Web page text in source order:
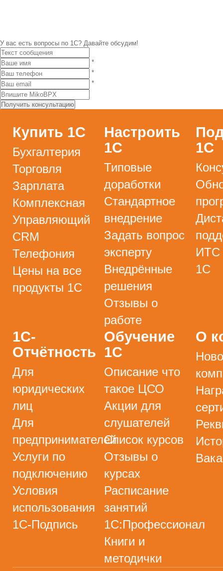
У вас есть вопросы по 1С? Давайте обсудим!
*
*
*
Купить 1С
Бухгалтерия
Торговля
Зарплата
Комплексная
Управляющий
CRM
Телефония
Цены на все
продукты 1С
Настроить
1С
Типовые
доработки
Стандартное
внедрение
Задать вопрос
эксперту
Внедрённые
решения
Отзывы о
работе
1С
ИТС
1С
1С-
Отчётность
Для
юридических
лиц
Для
предпринимателей
Услуги по
подключению
Условия
использования
1С-Подпись
Обучение
1С
Описание что
такое ЦСО
Акции для
слушателей
Список курсов
Отзывы о
курсах
Расписание
занятий
1С:Профессионал
Книги и
методички
О